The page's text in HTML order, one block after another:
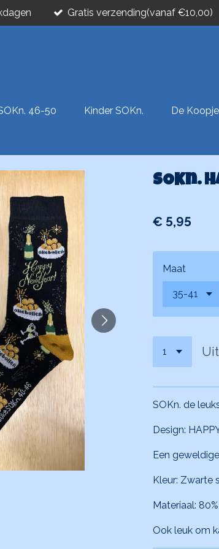
Gratis verzending(vanaf €10,00)
46-50 Kinder SOKn. De
SOKn.
€ 5,95
Maat
SOKn. de
Design:
Een
Kleur: Zwarte
Materiaal:
Ook leuk om